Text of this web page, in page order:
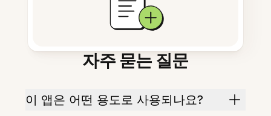
자주 묻는 질문
이 앱은 어떤 용도로 사용되나요?